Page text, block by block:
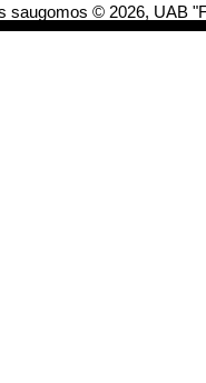
saugomos © 2026, UAB